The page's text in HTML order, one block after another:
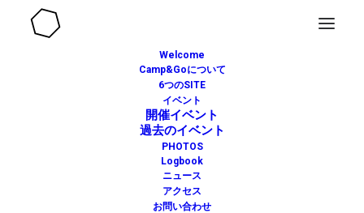
Welcome
Camp&Goについて
6つのSITE
イベント
開催イベント
過去のイベント
PHOTOS
Logbook
ニュース
アクセス
お問い合わせ